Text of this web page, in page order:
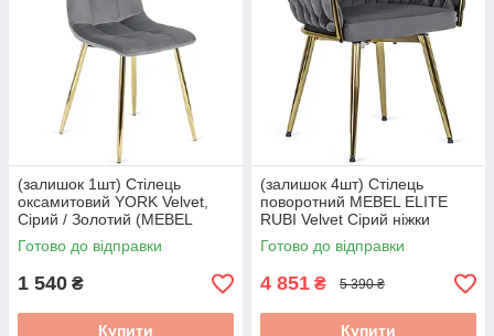
(залишок 1шт) Стілець
оксамитовий YORK Velvet,
Сірий / Золотий (MEBEL
ELITE) ME.YORK/P/ZL/V/K
Готово до відправки
1 540 ₴
Купити
(залишок 4шт) Стілець
поворотний MEBEL ELITE
RUBI Velvet Сірий ніжки
золоті ME.RUBI/P/ZL/V/K
Готово до відправки
4 851 ₴ 5 390 ₴
Купити